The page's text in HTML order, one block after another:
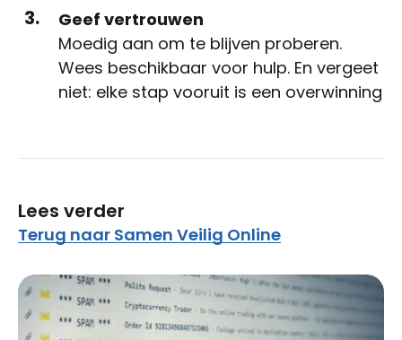
Geef vertrouwen
Moedig aan om te blijven proberen.
Wees beschikbaar voor hulp. En vergeet
niet: elke stap vooruit is een overwinning
Lees verder
Terug naar Samen Veilig Online